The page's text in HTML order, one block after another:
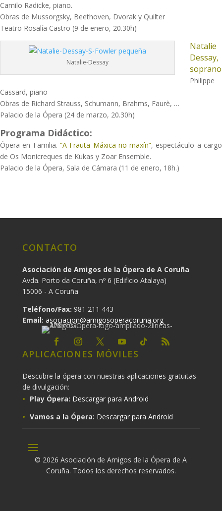
Camilo Radicke, piano.
Obras de Mussorgsky, Beethoven, Dvorak y Quilter
Teatro Rosalía Castro (9 de enero, 20.30h)
Natalie-Dessay
Natalie
Dessay,
soprano
Philippe
Cassard, piano
Obras de Richard Strauss, Schumann, Brahms, Faurè, …
Palacio de la Ópera (24 de marzo, 20.30h)
Programa Didáctico:
Ópera en Familia. “A Frauta Máxica no maxín”, espectáculo a cargo
de Os Monicreques de Kukas y Zoar Ensemble.
Palacio de la Ópera, Sala de Cámara (11 de enero, 18h.)
CONTACTO
Asociación de Amigos de la Ópera de A Coruña
Avda. Porto da Coruña, nº 6 (Edificio Atalaya)
15006 - A Coruña
Teléfono/Fax: 981 211 443
Email: asociacion@amigosoperacoruna.org
APLICACIONES MÓVILES
Descubre la ópera con nuestras aplicaciones gratuitas
de divulgación:
Play Ópera: Descargar para Android
Vamos a la Ópera: Descargar para Android
© 2026 Asociación de Amigos de la Ópera de A
Coruña. Todos los derechos reservados.